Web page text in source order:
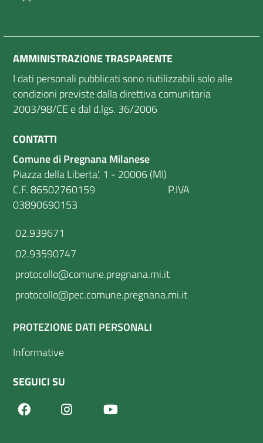
AMMINISTRAZIONE TRASPARENTE
I dati personali pubblicati sono riutilizzabili solo alle
condizioni previste dalla direttiva comunitaria
2003/98/CE e dal d.lgs. 36/2006
CONTATTI
Comune di Pregnana Milanese
Piazza della Liberta', 1 - 20006 (MI)
C.F. 86502760159 P.IVA
03890690153
02.939671
02.93590747
protocollo@comune.pregnana.mi.it
protocollo@pec.comune.pregnana.mi.it
PROTEZIONE DATI PERSONALI
Informative
SEGUICI SU
FacebookInstagram